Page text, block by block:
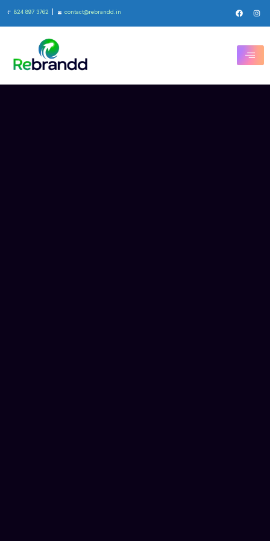
824 897 3762 contact@rebrandd.in